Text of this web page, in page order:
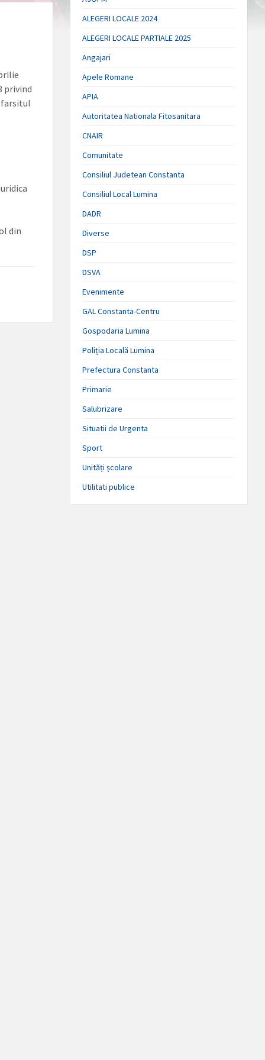
privind
din
ALEGERI LOCALE 2024
ALEGERI LOCALE PARTIALE 2025
Angajari
Apele Romane
APIA
Autoritatea Nationala Fitosanitara
CNAIR
Comunitate
Consiliul Judetean Constanta
Consiliul Local Lumina
DADR
Diverse
DSP
DSVA
Evenimente
GAL Constanta-Centru
Gospodaria Lumina
Poliția Locală Lumina
Prefectura Constanta
Primarie
Salubrizare
Situatii de Urgenta
Sport
Unități școlare
Utilitati publice